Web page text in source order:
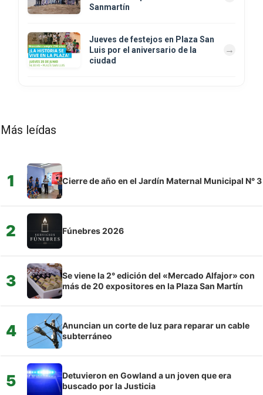
Sanmartín
Jueves de festejos en Plaza San
Luis por el aniversario de la
ciudad
Más leídas
1 Cierre de año en el Jardín Maternal Municipal N° 3
2 Fúnebres 2026
3
Se viene la 2° edición del «Mercado Alfajor» con
más de 20 expositores en la Plaza San Martín
4
Anuncian un corte de luz para reparar un cable
subterráneo
5
Detuvieron en Gowland a un joven que era
buscado por la Justicia